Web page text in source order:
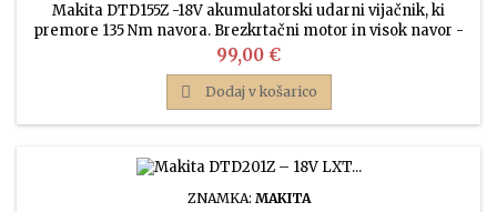
Makita DTD155Z -18V akumulatorski udarni vijačnik, ki
premore 135 Nm navora. Brezkrtačni motor in visok navor -
to je pravi udarni vijačnik za resno uporabo.
Cena
99,00 €
 Dodaj v košarico
ZNAMKA: MAKITA